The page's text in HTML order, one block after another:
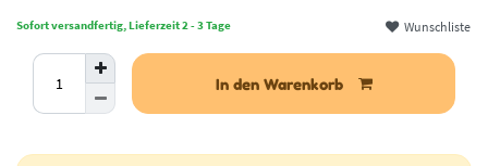
Sofort versandfertig, Lieferzeit 2 - 3 Tage Wunschliste
In den Warenkorb